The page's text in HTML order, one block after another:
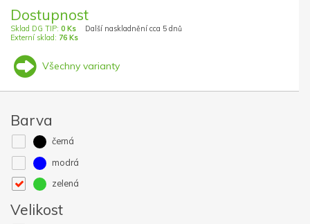
Dostupnost
Sklad DG TIP: 0 Ks
Externí sklad: 76 Ks
Další naskladnění cca 5 dnů
Všechny varianty
Barva
černá
modrá
zelená
Velikost